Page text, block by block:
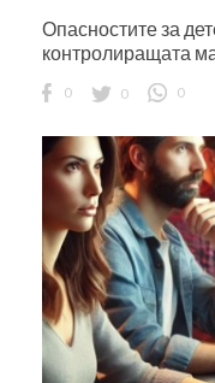
Опасностите за
контролиращата
0 0 0